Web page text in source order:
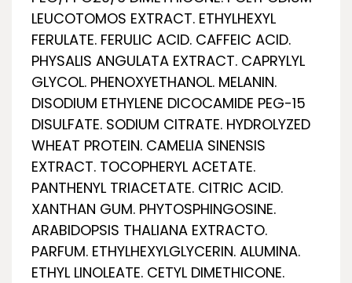
LEUCOTOMOS EXTRACT. ETHYLHEXYL
FERULATE. FERULIC ACID. CAFFEIC ACID.
PHYSALIS ANGULATA EXTRACT. CAPRYLYL
GLYCOL. PHENOXYETHANOL. MELANIN.
DISODIUM ETHYLENE DICOCAMIDE PEG­-15
DISULFATE. SODIUM CITRATE. HYDROLYZED
WHEAT PROTEIN. CAMELIA SINENSIS
EXTRACT. TOCOPHERYL ACETATE.
PANTHENYL TRIACETATE. CITRIC ACID.
XANTHAN GUM. PHYTOSPHINGOSINE.
ARABIDOPSIS THALIANA EXTRACTO.
PARFUM. ETHYLHEXYLGLYCERIN. ALUMINA.
ETHYL LINOLEATE. CETYL DIMETHICONE.